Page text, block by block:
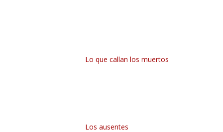
Lo que callan los muertos
Los ausentes